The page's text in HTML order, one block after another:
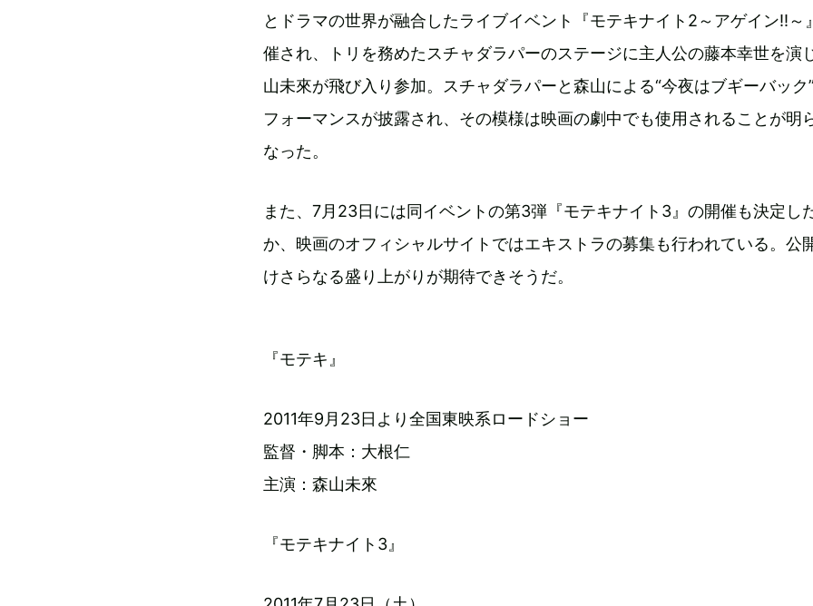
とドラマの世界が融合したライブイベント『モテキナイト2～アゲイン!!～
催され、トリを務めたスチャダラパーのステージに主人公の藤本幸世を演
山未來が飛び入り参加。スチャダラパーと森山による“今夜はブギーバック
フォーマンスが披露され、その模様は映画の劇中でも使用されることが明
なった。
また、7月23日には同イベントの第3弾『モテキナイト3』の開催も決定し
か、映画のオフィシャルサイトではエキストラの募集も行われている。公
けさらなる盛り上がりが期待できそうだ。
『モテキ』
2011年9月23日より全国東映系ロードショー
監督・脚本：大根仁
主演：森山未來
『モテキナイト3』